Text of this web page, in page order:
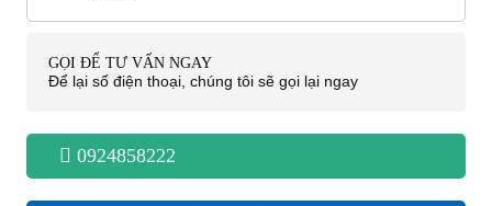
GỌI ĐỂ TƯ VẤN NGAY
Để lại số điện thoại, chúng tôi sẽ gọi lại ngay
0924858222